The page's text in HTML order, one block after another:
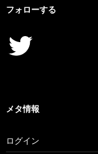
フォローする
Twitter
メタ情報
ログイン